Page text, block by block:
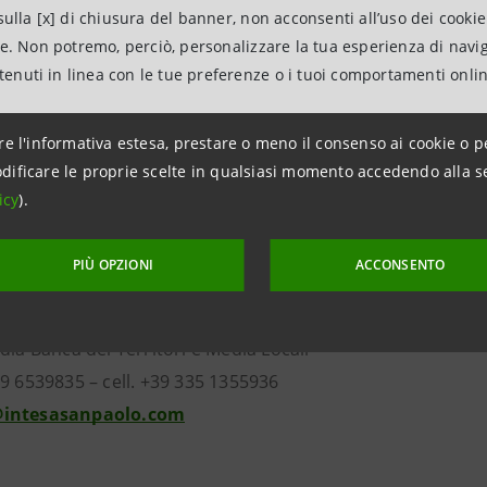
[x] di chiusura del banner, non acconsenti all’uso dei
Non potremo, perciò, personalizzare la tua esperienza di
in linea con le tue preferenze o i tuoi comportamenti
l'informativa estesa, prestare o meno il consenso ai cookie o
le proprie scelte in qualsiasi momento accedendo alla
).
PIÙ OPZIONI ACCONSENTO
offre una struttura dedicata
ai mercati esteri per le imprese italiane. Un
in Paesi esteri e forniscono consulenza qualificata alle
che programmano di costruire una rete distributiva
con una presenza digitale. Cinque desk geografici
supporto degli specialisti che nelle filiali imprese
sull’internazionalizzazione, assicurando assistenza,
Banca dei Territori e Media Locali
6539835 – cell. +39 335 1355936